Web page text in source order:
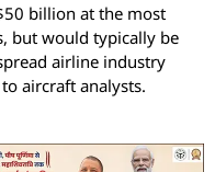
billion at the most
but would typically be
airline industry
aircraft analysts.